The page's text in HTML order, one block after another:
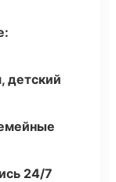
детский
24/7